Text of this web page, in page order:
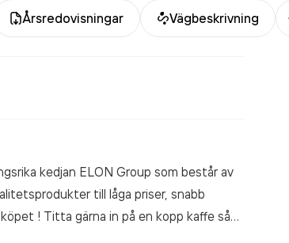
Årsredovisningar Vägbeskrivning
kedjan ELON Group som består av
till låga priser, snabb
! Titta gärna in på en kopp kaffe så